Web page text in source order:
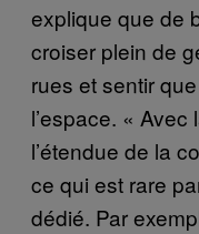
explique que de
croiser plein de
rues et sentir
l’espace. «
l’étendue de la
ce qui est rare
dédié. Par